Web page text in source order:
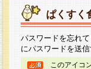
ぱくすく
パスワードを忘れ
にパスワードを送信
このアイコ